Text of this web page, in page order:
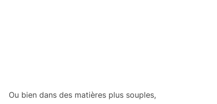
Ou bien dans des matières plus souples,